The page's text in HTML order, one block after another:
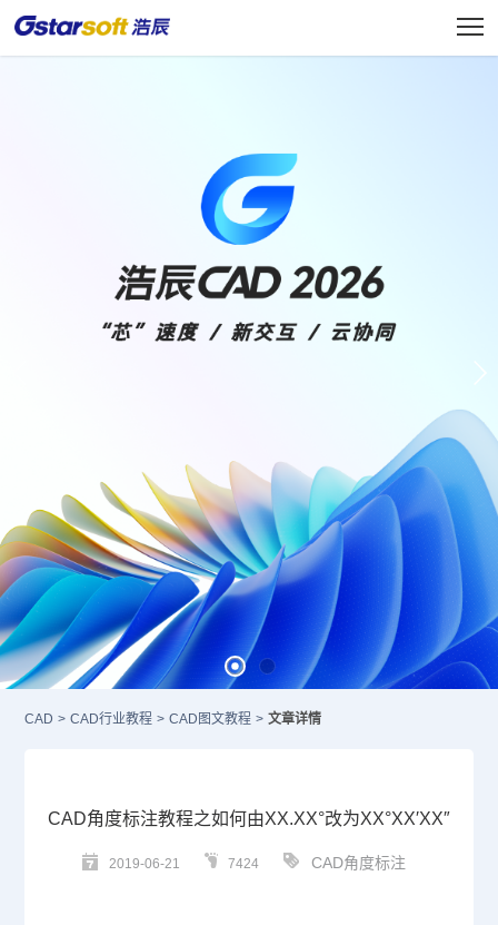
CAD > CAD行业教程 > CAD图文教程 > 文章详情
CAD角度标注教程之如何由XX.XX°改为XX°XX′XX″
2019-06-21 7424 CAD角度标注